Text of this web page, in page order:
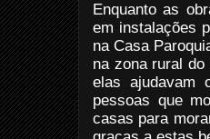
Enquanto as
em instalações
na Casa
na zona rural
elas ajudavam
pessoas que
casas para